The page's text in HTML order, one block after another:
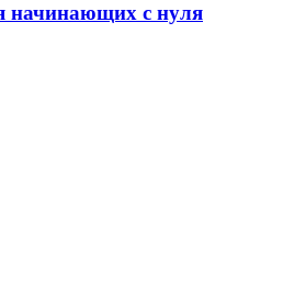
начинающих с нуля